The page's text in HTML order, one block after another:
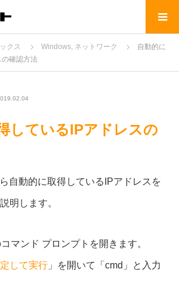
クス Windows, ネットワーク
自動的に
確認方法
しているIPアドレスの
自動的に取得しているIPアドレスを
明します。
マンド プロンプトを開きます。
して実行 」を開いて「cmd」と入力